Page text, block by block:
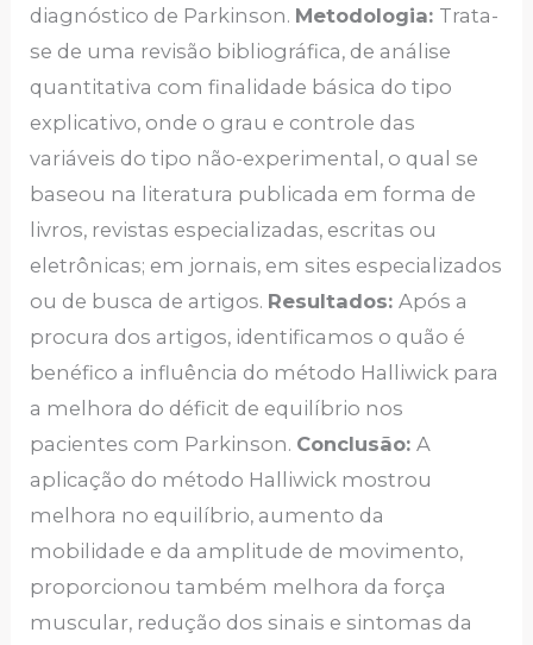
diagnóstico de Parkinson. Metodologia: Trata-
se de uma revisão bibliográfica, de análise
quantitativa com finalidade básica do tipo
explicativo, onde o grau e controle das
variáveis do tipo não-experimental, o qual se
baseou na literatura publicada em forma de
livros, revistas especializadas, escritas ou
eletrônicas; em jornais, em sites especializados
ou de busca de artigos. Resultados:Após a
procura dos artigos, identificamos o quão é
benéfico a influência do método Halliwick para
a melhora do déficit de equilíbrio nos
pacientes com Parkinson. Conclusão:A
aplicação do método Halliwick mostrou
melhora no equilíbrio, aumento da
mobilidade e da amplitude de movimento,
proporcionou também melhora da força
muscular, redução dos sinais e sintomas da